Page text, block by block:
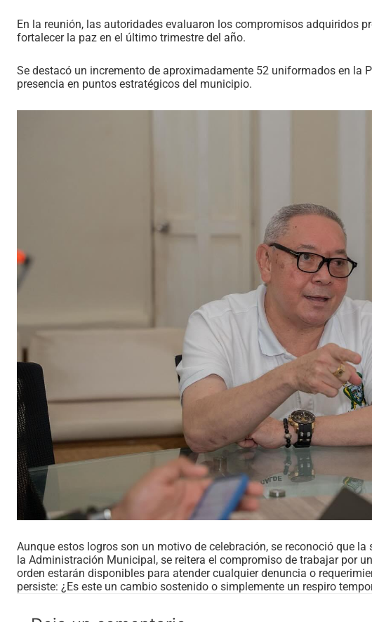
En la reunión, las autoridades evaluaron los compromisos adquiridos
fortalecer la paz en el último trimestre del año.
Se destacó un incremento de aproximadamente 52 uniformados en la
presencia en puntos estratégicos del municipio.
Aunque estos logros son un motivo de celebración, se reconoció que
la Administración Municipal, se reitera el compromiso de trabajar por
orden estarán disponibles para atender cualquier denuncia o
persiste: ¿Es este un cambio sostenido o simplemente un respiro